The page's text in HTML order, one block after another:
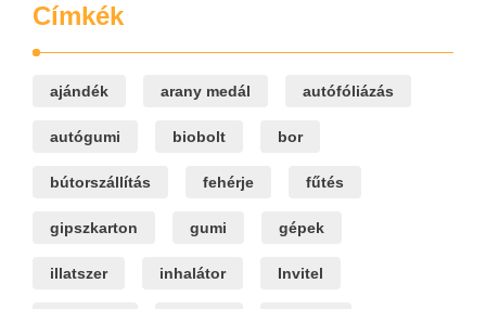
Címkék
ajándék arany medál autófóliázás
autógumi biobolt bor
bútorszállítás fehérje fűtés
gipszkarton gumi gépek
illatszer inhalátor Invitel